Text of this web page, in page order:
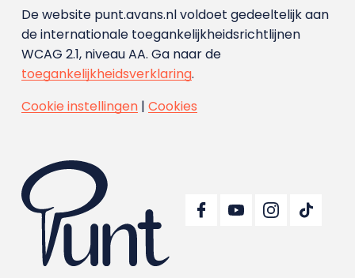
De website punt.avans.nl voldoet gedeeltelijk aan
de internationale toegankelijkheidsrichtlijnen
WCAG 2.1, niveau AA. Ga naar de
toegankelijkheidsverklaring.
Cookie instellingen| Cookies